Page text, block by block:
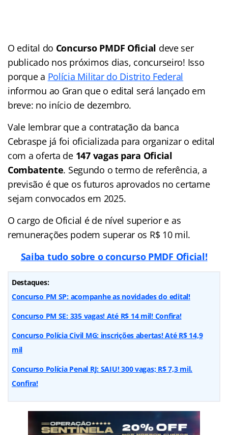
O edital do Concurso PMDF Oficial deve ser
publicado nos próximos dias, concurseiro! Isso
porque a Polícia Militar do Distrito Federal
informou ao Gran que o edital será lançado em
breve: no início de dezembro.
Vale lembrar que a contratação da banca
Cebraspe já foi oficializada para organizar o edital
com a oferta de147 vagas para Oficial
Combatente. Segundo o termo de referência, a
previsão é que os futuros aprovados no certame
sejam convocados em 2025.
O cargo de Oficial é de nível superior e as
remunerações podem superar os R$ 10 mil.
Saiba tudo sobre o concurso PMDF Oficial!
Destaques:
Concurso PM SP: acompanhe as novidades do edital!
Concurso PM SE: 335 vagas! Até R$ 14 mil! Confira!
Concurso Polícia Civil MG: inscrições abertas! Até R$ 14,9
mil
Concurso Polícia Penal RJ: SAIU! 300 vagas; R$ 7,3 mil.
Confira!